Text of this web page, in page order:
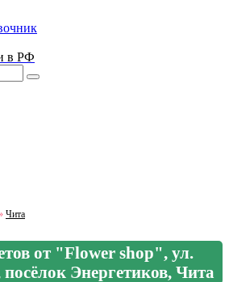
в РФ
Чита
от "Flower shop", ул.
посёлок Энергетиков, Чита